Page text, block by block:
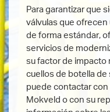
Para garantizar que
válvulas que ofrecen
de forma estándar,
servicios de
su factor de impacto
cuellos de botella de
puede contactar
Mokveld o con su